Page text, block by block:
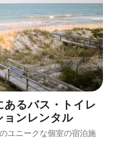
あるバス・トイレ
ョンレンタル
ユニークな個室の宿泊施